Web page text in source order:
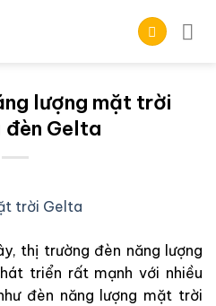
lượng mặt trời
đèn Gelta
thị trường đèn năng lượng
triển rất mạnh với nhiều
đèn năng lượng mặt trời